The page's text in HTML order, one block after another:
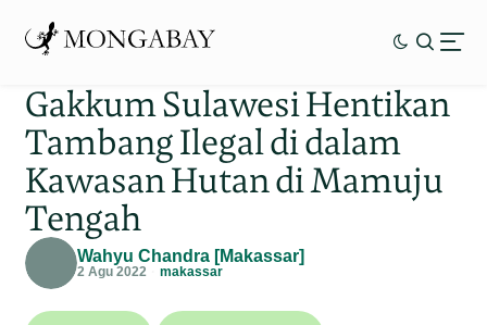
Gakkum Sulawesi Hentikan
Tambang Ilegal di dalam
Kawasan Hutan di Mamuju
Tengah
Wahyu Chandra [Makassar]
2 Agu 2022 makassar